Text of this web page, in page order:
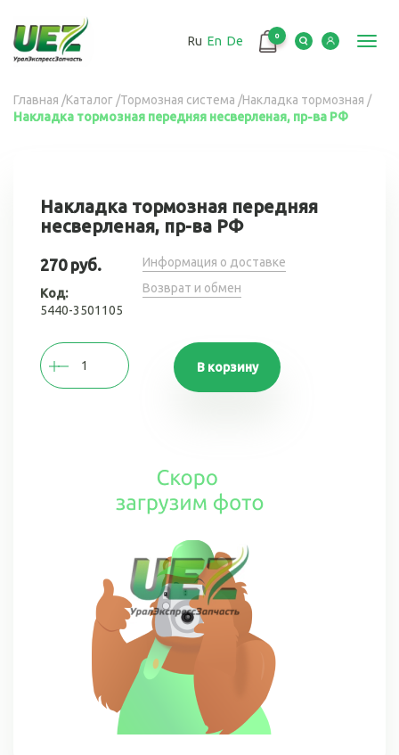
основному
содержанию
Ru En De 0
Вы
здесь
Главная /Каталог /Тормозная система /Накладка тормозная /
Накладка тормозная передняя несверленая, пр-ва РФ
Накладка тормозная передняя
несверленая, пр-ва РФ
270 руб.
Код:
5440-3501105
Информация о доставке
Возврат и обмен
В корзину